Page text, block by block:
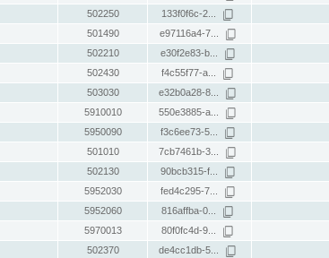
502250 133f0f6c-2...
501490 e97116a4-7...
502210 e30f2e83-b...
502430 f4c55f77-a...
503030 e32b0a28-8...
5910010 550e3885-a...
5950090 f3c6ee73-5...
501010 7cb7461b-3...
502130 90bcb315-f...
5952030 fed4c295-7...
5952060 816affba-0...
5970013 80f0fc4d-9...
502370 de4cc1db-5...